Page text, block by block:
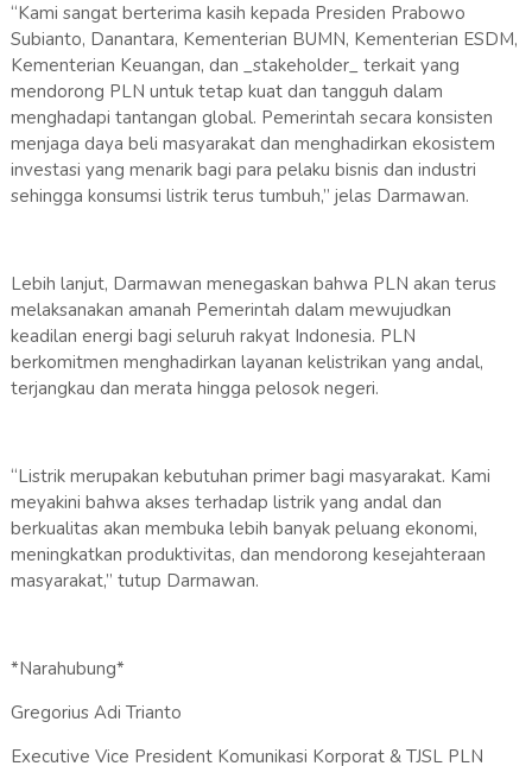
“Kami sangat berterima kasih kepada Presiden Prabowo
Subianto, Danantara, Kementerian BUMN, Kementerian ESDM,
Kementerian Keuangan, dan _stakeholder_ terkait yang
mendorong PLN untuk tetap kuat dan tangguh dalam
menghadapi tantangan global. Pemerintah secara konsisten
menjaga daya beli masyarakat dan menghadirkan ekosistem
investasi yang menarik bagi para pelaku bisnis dan industri
sehingga konsumsi listrik terus tumbuh,” jelas Darmawan.
Lebih lanjut, Darmawan menegaskan bahwa PLN akan terus
melaksanakan amanah Pemerintah dalam mewujudkan
keadilan energi bagi seluruh rakyat Indonesia. PLN
berkomitmen menghadirkan layanan kelistrikan yang andal,
terjangkau dan merata hingga pelosok negeri.
“Listrik merupakan kebutuhan primer bagi masyarakat. Kami
meyakini bahwa akses terhadap listrik yang andal dan
berkualitas akan membuka lebih banyak peluang ekonomi,
meningkatkan produktivitas, dan mendorong kesejahteraan
masyarakat,” tutup Darmawan.
*Narahubung*
Gregorius Adi Trianto
Executive Vice President Komunikasi Korporat & TJSL PLN